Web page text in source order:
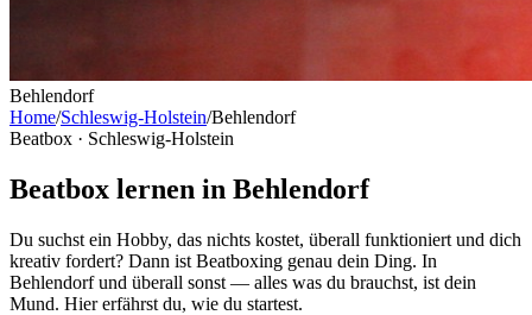
Behlendorf
Home/Schleswig-Holstein/Behlendorf
Beatbox · Schleswig-Holstein
Beatbox lernen in Behlendorf
Du suchst ein Hobby, das nichts kostet, überall funktioniert und dich
kreativ fordert? Dann ist Beatboxing genau dein Ding. In
Behlendorf und überall sonst — alles was du brauchst, ist dein
Mund. Hier erfährst du, wie du startest.